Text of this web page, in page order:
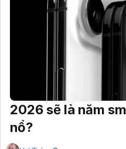
2026 sẽ là năm
nổ?